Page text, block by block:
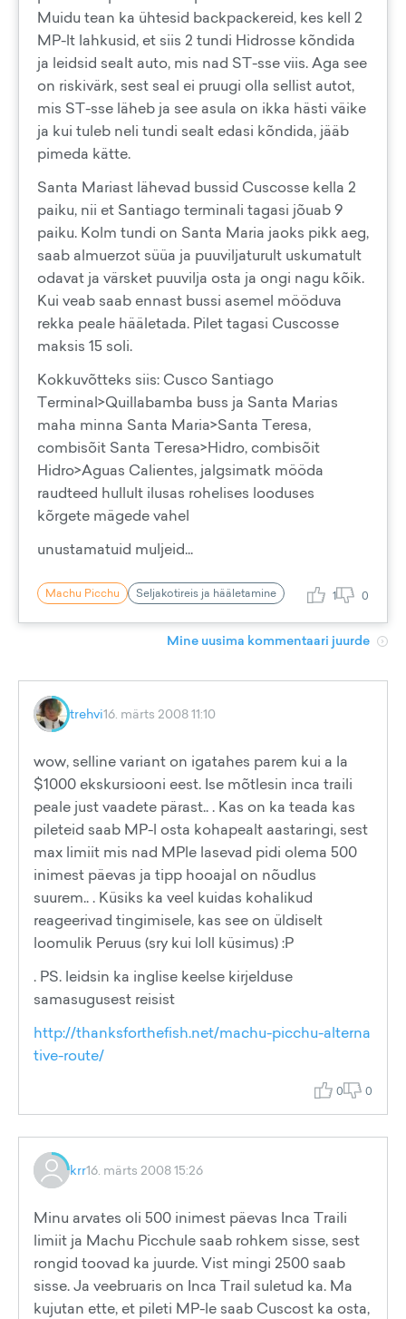
Muidu tean ka ühtesid backpackereid, kes kell 2
MP-lt lahkusid, et siis 2 tundi Hidrosse kõndida
ja leidsid sealt auto, mis nad ST-sse viis. Aga see
on riskivärk, sest seal ei pruugi olla sellist autot,
mis ST-sse läheb ja see asula on ikka hästi väike
ja kui tuleb neli tundi sealt edasi kõndida, jääb
pimeda kätte.
Santa Mariast lähevad bussid Cuscosse kella 2
paiku, nii et Santiago terminali tagasi jõuab 9
paiku. Kolm tundi on Santa Maria jaoks pikk aeg,
saab almuerzot süüa ja puuviljaturult uskumatult
odavat ja värsket puuvilja osta ja ongi nagu kõik.
Kui veab saab ennast bussi asemel mööduva
rekka peale hääletada. Pilet tagasi Cuscosse
maksis 15 soli.
Kokkuvõtteks siis: Cusco Santiago
Terminal>Quillabamba buss ja Santa Marias
maha minna Santa Maria>Santa Teresa,
combisõit Santa Teresa>Hidro, combisõit
Hidro>Aguas Calientes, jalgsimatk mööda
raudteed hullult ilusas rohelises looduses
kõrgete mägede vahel
unustamatuid muljeid...
Machu Picchu Seljakotireis ja hääletamine 1 0
Mine uusima kommentaari juurde
trehvi16. märts 2008 11:10
wow, selline variant on igatahes parem kui a la
$1000 ekskursiooni eest. Ise mõtlesin inca traili
peale just vaadete pärast.. . Kas on ka teada kas
pileteid saab MP-l osta kohapealt aastaringi, sest
max limiit mis nad MPle lasevad pidi olema 500
inimest päevas ja tipp hooajal on nõudlus
suurem.. . Küsiks ka veel kuidas kohalikud
reageerivad tingimisele, kas see on üldiselt
loomulik Peruus (sry kui loll küsimus) :P
. PS. leidsin ka inglise keelse kirjelduse
samasugusest reisist
http://thanksforthefish.net/machu-picchu-alterna
tive-route/
0 0
krr16. märts 2008 15:26
Minu arvates oli 500 inimest päevas Inca Traili
limiit ja Machu Picchule saab rohkem sisse, sest
rongid toovad ka juurde. Vist mingi 2500 saab
sisse. Ja veebruaris on Inca Trail suletud ka. Ma
kujutan ette, et pileti MP-le saab Cuscost ka osta,